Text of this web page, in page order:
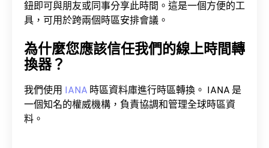
鈕即可與朋友或同事分享此時間。這是一個方便的工
具，可用於跨兩個時區安排會議。
為什麼您應該信任我們的線上時間轉
換器？
我們使用 IANA 時區資料庫進行時區轉換。 IANA 是
一個知名的權威機構，負責協調和管理全球時區資
料。